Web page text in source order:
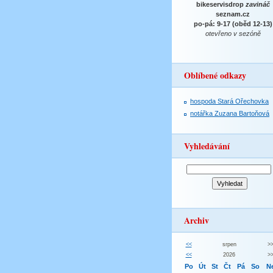
bikeservisdrop zavináč
seznam.cz
po-pá: 9-17 (oběd 12-13)
otevřeno v sezóně
Oblíbené odkazy
hospoda Stará Ořechovka
notářka Zuzana Bartoňová
Vyhledávání
Archiv
<< srpen
>>
<<
2026 >>
Po Út St Čt Pá So